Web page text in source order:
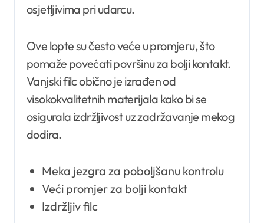
osjetljivima pri udarcu.
Ove lopte su često veće u promjeru, što
pomaže povećati površinu za bolji kontakt.
Vanjski filc obično je izrađen od
visokokvalitetnih materijala kako bi se
osigurala izdržljivost uz zadržavanje mekog
dodira.
Meka jezgra za poboljšanu kontrolu
Veći promjer za bolji kontakt
Izdržljiv filc